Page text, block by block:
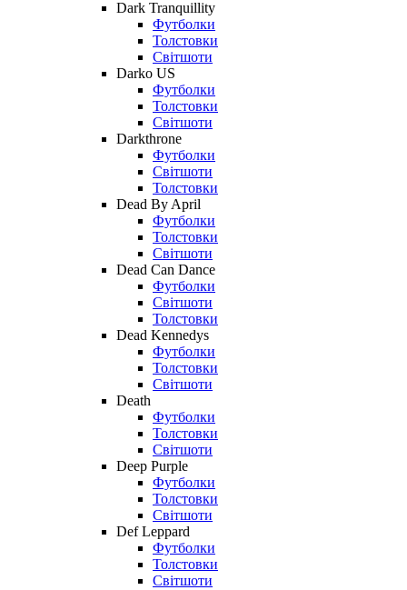
Dark Tranquillity
Футболки
Толстовки
Світшоти
Darko US
Футболки
Толстовки
Світшоти
Darkthrone
Футболки
Світшоти
Толстовки
Dead By April
Футболки
Толстовки
Світшоти
Dead Can Dance
Футболки
Світшоти
Толстовки
Dead Kennedys
Футболки
Толстовки
Світшоти
Death
Футболки
Толстовки
Світшоти
Deep Purple
Футболки
Толстовки
Світшоти
Def Leppard
Футболки
Толстовки
Світшоти